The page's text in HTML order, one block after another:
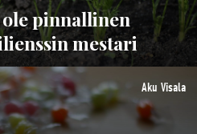
ole pinnallinen
mestari
Aku Visala